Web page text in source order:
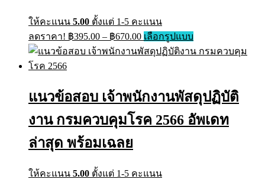
ให้คะแนน 5.00 ตั้งแต่ 1-5 คะแนน
ลดราคา! ฿395.00 – ฿670.00 เลือกรูปแบบ
แนวข้อสอบ เจ้าพนักงานพัสดุปฏิบัติ
งาน กรมควบคุมโรค 2566 อัพเดท
ล่าสุด พร้อมเฉลย
ให้คะแนน 5.00 ตั้งแต่ 1-5 คะแนน